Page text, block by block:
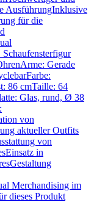
AusführungInklusive
für die
Gerade
86 cmTaille: 64
Glas, rund, Ø 38
von
aktueller Outfits
von
in
Merchandising im
dieses Produkt